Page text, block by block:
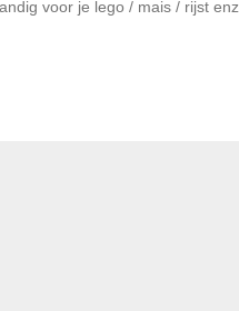
voor je lego / mais / rijst enz.